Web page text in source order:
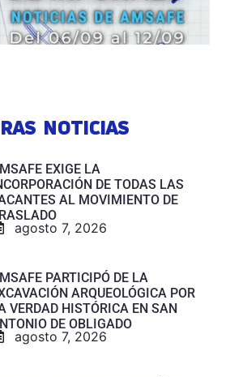
NOTICIAS
EXIGE LA
DE TODAS LAS
AL MOVIMIENTO DE
agosto 7, 2026
PARTICIPÓ DE LA
ARQUEOLÓGICA POR
VERDAD HISTÓRICA EN SAN
DE OBLIGADO
agosto 7, 2026